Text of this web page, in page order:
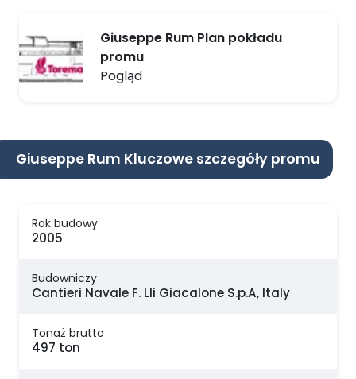
Giuseppe Rum Plan pokładu
promu
Pogląd
Giuseppe Rum Kluczowe szczegóły promu
Rok budowy
2005
Budowniczy
Cantieri Navale F. Lli Giacalone S.p.A, Italy
Tonaż brutto
497 ton